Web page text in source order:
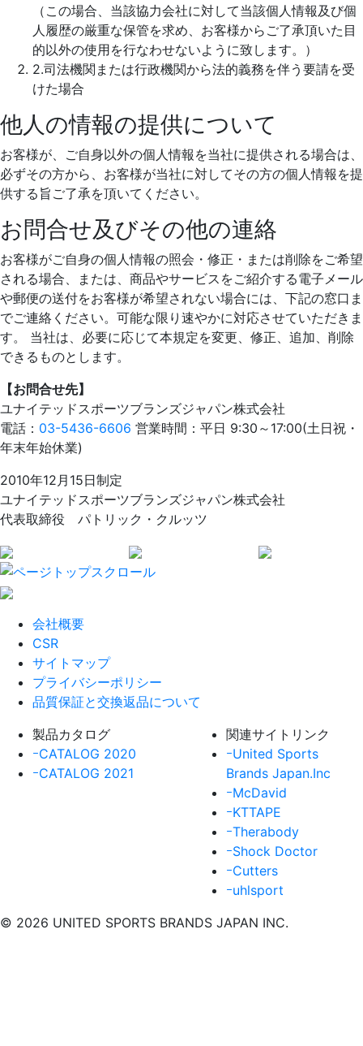
（この場合、当該協力会社に対して当該個人情報及び個
人履歴の厳重な保管を求め、お客様からご了承頂いた目
的以外の使用を行なわせないように致します。）
2.司法機関または行政機関から法的義務を伴う要請を受
けた場合
他人の情報の提供について
お客様が、ご自身以外の個人情報を当社に提供される場合は、
必ずその方から、お客様が当社に対してその方の個人情報を提
供する旨ご了承を頂いてください。
お問合せ及びその他の連絡
お客様がご自身の個人情報の照会・修正・または削除をご希望
される場合、または、商品やサービスをご紹介する電子メール
や郵便の送付をお客様が希望されない場合には、下記の窓口ま
でご連絡ください。可能な限り速やかに対応させていただきま
す。 当社は、必要に応じて本規定を変更、修正、追加、削除
できるものとします。
【お問合せ先】
ユナイテッドスポーツブランズジャパン株式会社
電話： 03-5436-6606 営業時間：平日 9:30～17:00(土日祝・
年末年始休業)
2010年12月15日制定
ユナイテッドスポーツブランズジャパン株式会社
代表取締役 パトリック・クルッツ
会社概要
CSR
サイトマップ
プライバシーポリシー
品質保証と交換返品について
製品カタログ
ｰCATALOG 2020
ｰCATALOG 2021
関連サイトリンク
ｰUnited Sports
Brands Japan.Inc
ｰMcDavid
ｰKTTAPE
ｰTherabody
ｰShock Doctor
ｰCutters
ｰuhlsport
© 2026 UNITED SPORTS BRANDS JAPAN INC.